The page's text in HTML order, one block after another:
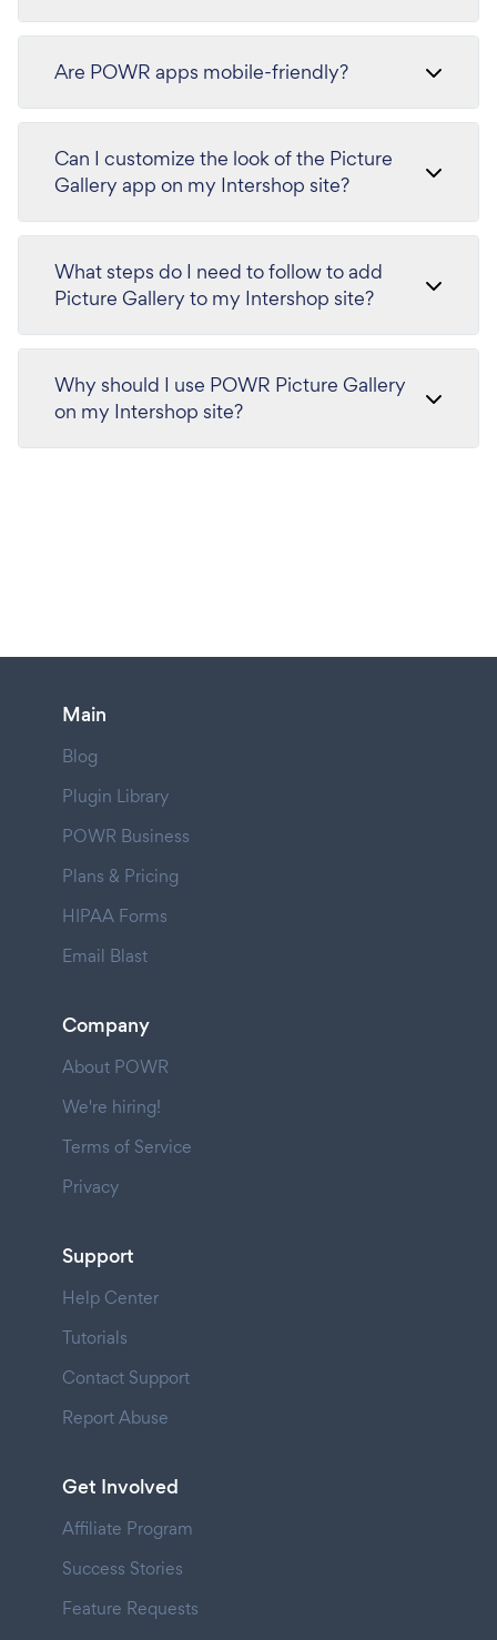
Are POWR apps mobile-friendly?
Can I customize the look of the Picture
Gallery app on my Intershop site?
What steps do I need to follow to add
Picture Gallery to my Intershop site?
Why should I use POWR Picture Gallery
on my Intershop site?
Main
Blog
Plugin Library
POWR Business
Plans & Pricing
HIPAA Forms
Email Blast
Company
About POWR
We're hiring!
Terms of Service
Privacy
Support
Help Center
Tutorials
Contact Support
Report Abuse
Get Involved
Affiliate Program
Success Stories
Feature Requests